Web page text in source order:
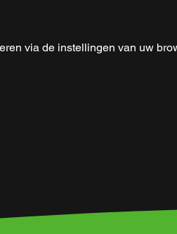
via de instellingen van uw